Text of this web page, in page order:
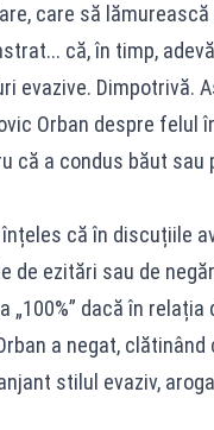
care să
că, în timp,
evazive. Dimpotrivă.
Orban despre felul
că a condus băut
că în discuțiile
de ezitări sau de
dacă în relația
a negat, clătinând
stilul evaziv,